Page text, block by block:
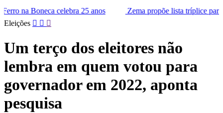
25 anos
Zema propõe lista tríplice para escolha dos ministros
Pular
conteúdo
Eleições
Um terço dos eleitores não
lembra em quem votou para
governador em 2022, aponta
pesquisa